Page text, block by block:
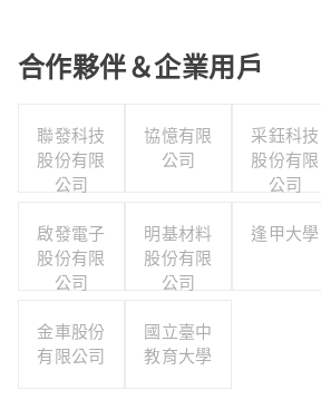
合作夥伴＆企業用戶
聯發科技
股份有限
公司
協憶有限
公司
采鈺科技
股份有限
公司
啟發電子
股份有限
公司
明基材料
股份有限
公司
逢甲大學
金車股份
有限公司
國立臺中
教育大學